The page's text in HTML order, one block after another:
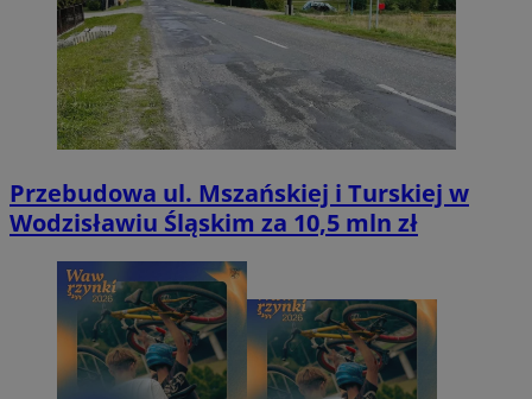
Przebudowa ul. Mszańskiej i Turskiej w
Wodzisławiu Śląskim za 10,5 mln zł